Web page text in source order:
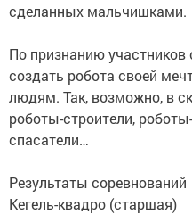
сделанных мальчишками.
По признанию
создать робота своей
людям. Так, возможно, в
роботы-строители,
спасатели…
Результаты соревнований
Кегель-квадро (старшая)